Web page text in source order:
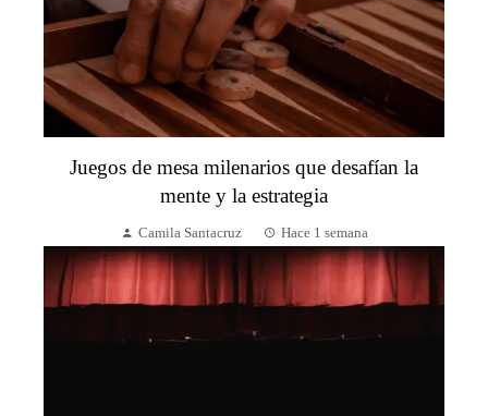
Juegos de mesa milenarios que desafían la
mente y la estrategia
Camila Santacruz Hace 1 semana